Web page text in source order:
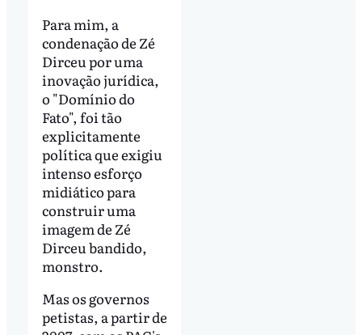
Para mim, a
condenação de Zé
Dirceu por uma
inovação jurídica,
o "Domínio do
Fato", foi tão
explicitamente
política que exigiu
intenso esforço
midiático para
construir uma
imagem de Zé
Dirceu bandido,
monstro.
Mas os governos
petistas, a partir de